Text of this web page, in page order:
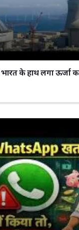
के हाथ लगा ऊर्जा